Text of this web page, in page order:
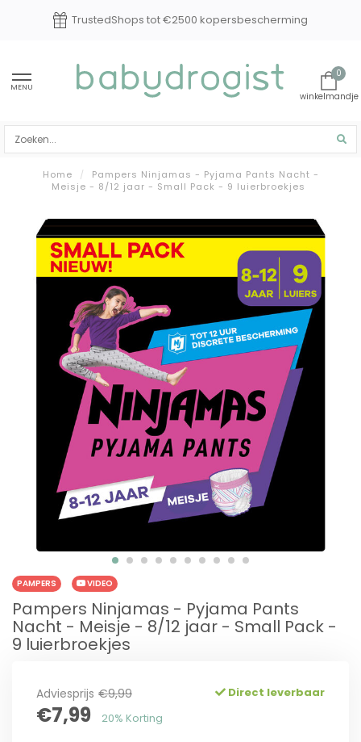
TrustedShops tot €2500 kopersbescherming
MENU
0
Home /
Pampers Ninjamas - Pyjama Pants Nacht -
Meisje - 8/12 jaar - Small Pack - 9 luierbroekjes
PAMPERS VIDEO
Pampers Ninjamas - Pyjama Pants
Nacht - Meisje - 8/12 jaar - Small Pack -
9 luierbroekjes
Adviesprijs €9,99
€7,99 20% Korting
Direct leverbaar